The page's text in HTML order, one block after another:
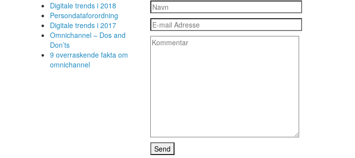
Digitale trends i 2018
Persondataforordning
Digitale trends i 2017
Omnichannel – Dos and
Don’ts
9 overraskende fakta om
omnichannel